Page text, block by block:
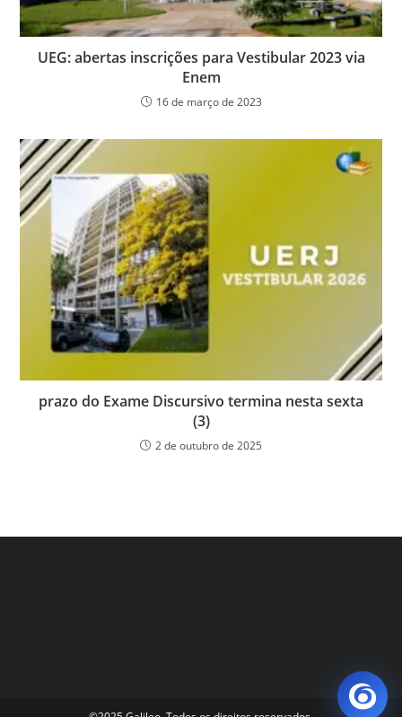
UEG: abertas inscrições para Vestibular 2023 via
Enem
16 de março de 2023
prazo do Exame Discursivo termina nesta sexta
(3)
2 de outubro de 2025